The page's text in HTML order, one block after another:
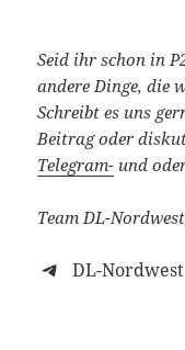
Seid ihr schon in
andere Dinge, die
Schreibt es uns
Beitrag oder
Telegram- und
Team DL-
DL-Nordwest